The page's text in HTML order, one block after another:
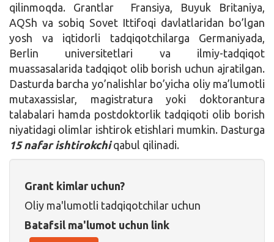
qilinmoqda. Grantlar Fransiya, Buyuk Britaniya,
AQSh va sobiq Sovet Ittifoqi davlatlaridan bo’lgan
yosh va iqtidorli tadqiqotchilarga Germaniyada,
Berlin universitetlari va ilmiy-tadqiqot
muassasalarida tadqiqot olib borish uchun ajratilgan.
Dasturda barcha yo’nalishlar bo’yicha oliy ma’lumotli
mutaxassislar, magistratura yoki doktorantura
talabalari hamda postdoktorlik tadqiqoti olib borish
niyatidagi olimlar ishtirok etishlari mumkin. Dasturga
15 nafar ishtirokchiqabul qilinadi.
Grant kimlar uchun?
Oliy ma'lumotli tadqiqotchilar uchun
Batafsil ma'lumot uchun link